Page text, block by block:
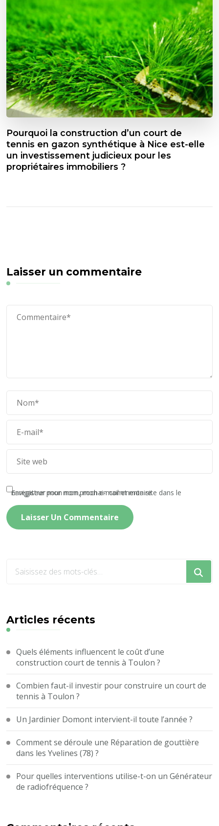
Pourquoi la construction d’un court de
tennis en gazon synthétique à Nice est-elle
un investissement judicieux pour les
propriétaires immobiliers ?
Laisser un commentaire
Enregistrer mon nom, mon e-mail et mon site dans le navigateur pour mon prochain commentaire.
recherchiez
?
Articles récents
Quels éléments influencent le coût d’une
construction court de tennis à Toulon ?
Combien faut-il investir pour construire un court de
tennis à Toulon ?
Un Jardinier Domont intervient-il toute l’année ?
Comment se déroule une Réparation de gouttière
dans les Yvelines (78) ?
Pour quelles interventions utilise-t-on un Générateur
de radiofréquence ?